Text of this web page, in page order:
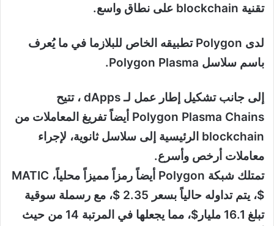
تقنية blockchain على نطاق واسع.
لدى Polygon تطبيقه الخاص للبلازما في ما يُعرف
باسم سلاسل Polygon Plasma.
إلى جانب تشكيل إطار عمل لـ dApps ، تتيح
Polygon Plasma Chains أيضاً تفريغ المعاملات من
blockchain الرئيسية إلى سلاسل ثانوية، لإجراء
معاملات أرخص وأسرع.
تمتلك شبكة Polygon أيضاً رمزاً مميزاً محلياً، MATIC
$، يتم تداوله حالياً بسعر 2.35 $، مع رسملة سوقية
تبلغ 16.1 مليار$، مما يجعلها في المرتبة 14 من حيث